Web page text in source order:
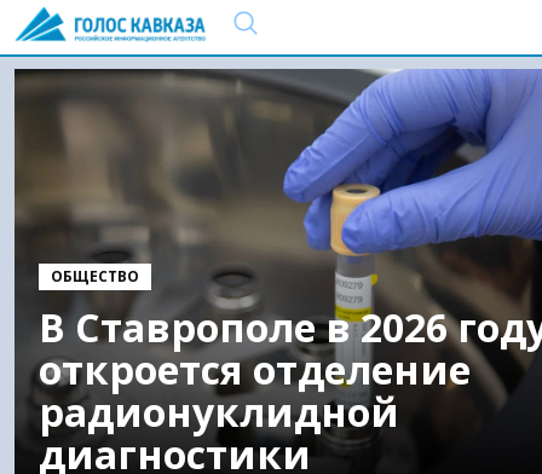
ОБЩЕСТВО
В Ставрополе в 2026
откроется отделение
радионуклидной
диагностики